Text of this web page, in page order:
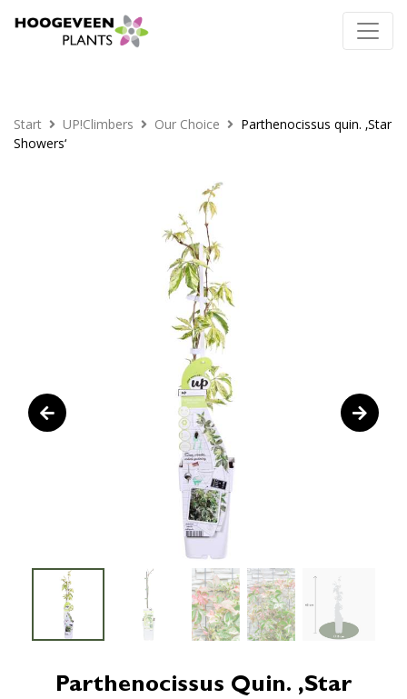
Start UP!Climbers Our Choice
Parthenocissus quin. ‚Star
Showers‘
Parthenocissus Quin. ‚Star